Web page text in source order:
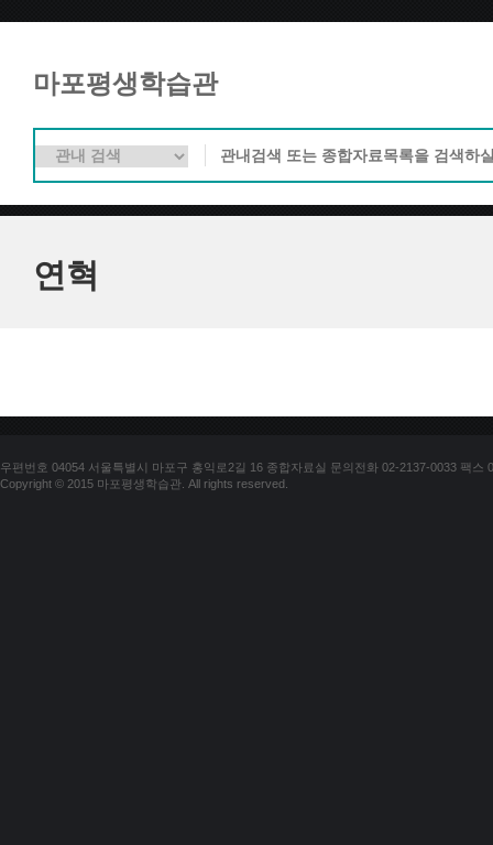
마포평생학습관
연혁
우편번호 04054 서울특별시 마포구 홍익로2길 16 종합자료실 문의전화 02-2137-0033 팩스
Copyright © 2015 마포평생학습관. All rights reserved.